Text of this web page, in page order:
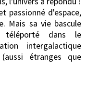
passionné d'espace,
Mais sa vie bascule
téléporté dans le
intergalactique
étranges que